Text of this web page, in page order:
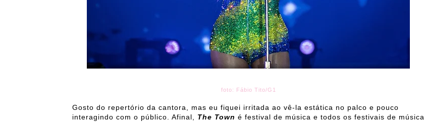
foto: Fábio Tito/G1
Gosto do repertório da cantora, mas eu fiquei irritada ao vê-la estática no palco e pouco
interagindo com o público. Afinal, The Town é festival de música e todos os festivais de música